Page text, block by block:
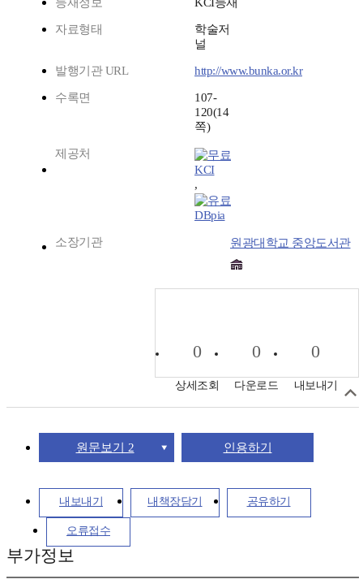
등재정보 KCI등재
자료형태
학술저
널
발행기관 URL http://www.bunka.or.kr
수록면
107-
120(14
쪽)
제공처
KCI
,
DBpia
소장기관 원광대학교 중앙도서관
0
상세조회
0
다운로드
0
내보내기
원문보기 2 인용하기
내보내기 내책장담기 공유하기
오류접수
부가정보